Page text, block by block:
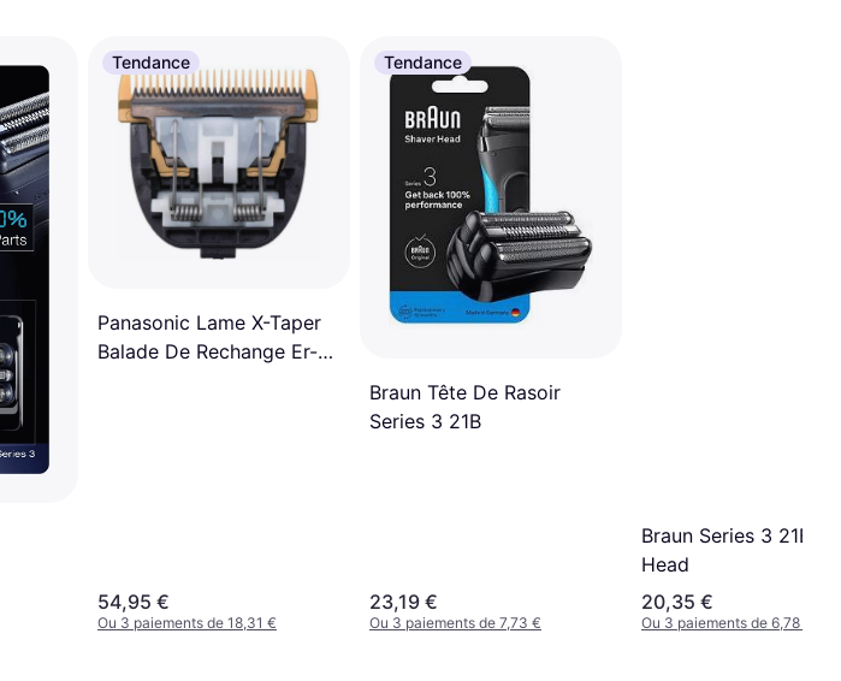
Tendance
Panasonic Lame X-Taper
Balade De Rechange Er-
1611/1610/1511/1510/160/154/153/152/151
54,95 €
Ou 3 paiements de 18,31 €
Tendance
Braun Tête De Rasoir
Series 3 21B
23,19 €
Ou 3 paiements de 7,73 €
Braun Series 3 21B
Head
20,35 €
Ou 3 paiements de 6,78 €